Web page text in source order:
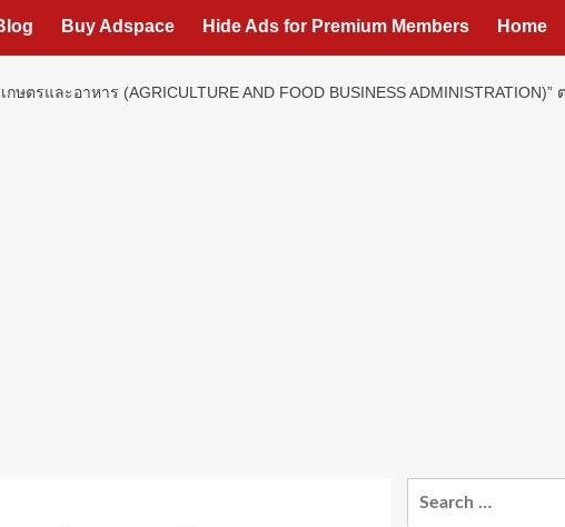
Buy Adspace Hide Ads for Premium Members Home
ตรและอาหาร (AGRICULTURE AND FOOD BUSINESS